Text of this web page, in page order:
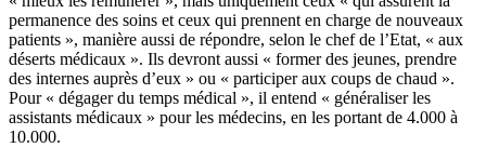
permanence des soins et ceux qui prennent en charge de nouveaux
patients », manière aussi de répondre, selon le chef de l’Etat, « aux
déserts médicaux ». Ils devront aussi « former des jeunes, prendre
des internes auprès d’eux » ou « participer aux coups de chaud ».
Pour « dégager du temps médical », il entend « généraliser les
assistants médicaux » pour les médecins, en les portant de 4.000 à
10.000.